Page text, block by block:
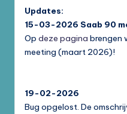
Updates:
15-03-2026 Saab 90
Op deze pagina brengen
meeting (maart 2026)!
19-02-2026
Bug opgelost. De